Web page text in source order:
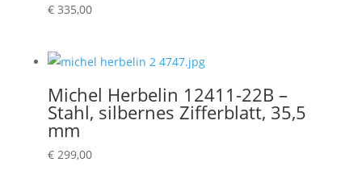
€335,00
Michel Herbelin 12411-22B –
Stahl, silbernes Zifferblatt, 35,5
mm
€299,00